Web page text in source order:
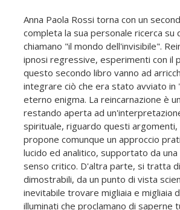
Anna Paola Rossi torna con un
completa la sua personale ricerca su
chiamano "il mondo dell'invisibile".
ipnosi regressive, esperimenti con il
questo secondo libro vanno ad
integrare ciò che era stato avviato in
eterno enigma. La reincarnazione è
restando aperta ad
spirituale, riguardo questi argomenti,
propone comunque un approccio
lucido ed analitico, supportato da
senso critico. D'altra parte, si tratta
dimostrabili, da un punto di vista
inevitabile trovare migliaia e migliaia
illuminati che proclamano di saperne